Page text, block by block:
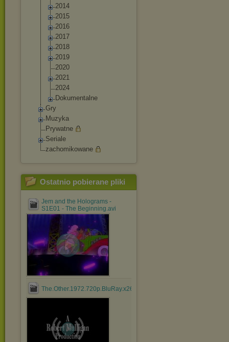
2014
2015
2016
2017
2018
2019
2020
2021
2024
Dokumentalne
Gry
Muzyka
Prywatne
Seriale
zachomikowane
Ostatnio pobierane pliki
Jem and the Holograms -
S1E01 - The Beginning.avi
The.Other.1972.720p.BluRay.x264.YIFY.mp4